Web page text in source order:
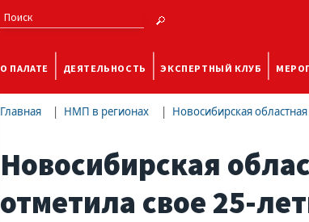
О ПАЛАТЕ ДЕЯТЕЛЬНОСТЬ ЭКСПЕРТНЫЙ КЛУБ
Главная НМП в регионах Новосибирская
Новосибирская
отметила свое 25-